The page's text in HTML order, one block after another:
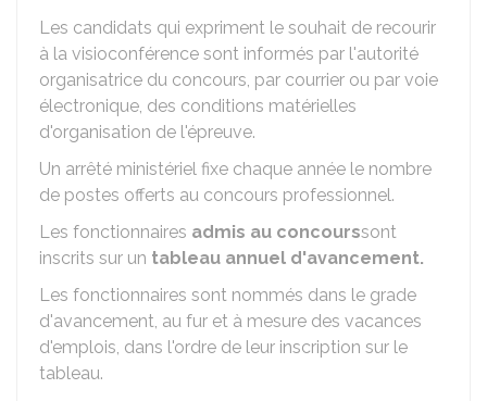
Les candidats qui expriment le souhait de recourir
à la visioconférence sont informés par l'autorité
organisatrice du concours, par courrier ou par voie
électronique, des conditions matérielles
d'organisation de l'épreuve.
Un arrêté ministériel fixe chaque année le nombre
de postes offerts au concours professionnel.
Les fonctionnaires admis au concourssont
inscrits sur un tableau annuel d'avancement.
Les fonctionnaires sont nommés dans le grade
d'avancement, au fur et à mesure des vacances
d'emplois, dans l'ordre de leur inscription sur le
tableau.